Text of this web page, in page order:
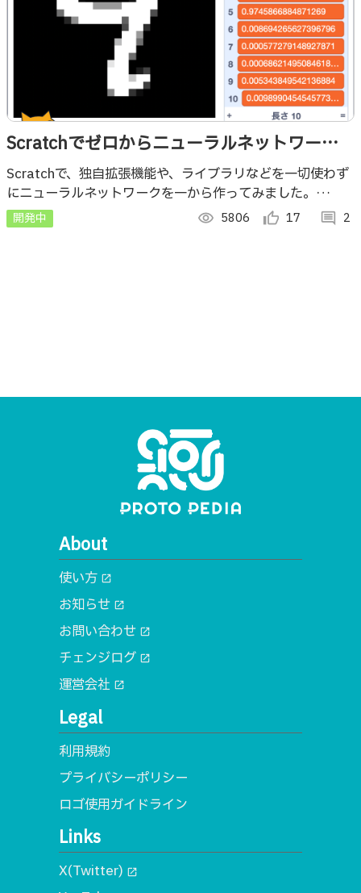
Scratchでゼロからニューラルネットワーク
を作ってみた！（ライブラリ不使用）
Scratchで、独自拡張機能や、ライブラリなどを一切使わず
にニューラルネットワークを一から作ってみました。
MNISTデータを用いて、高精度（約90%以上）で文字認識
ができます！
開発中 visibility 5806 thumb_up_alt 17 comment 2
About
使い方 open_in_new
お知らせ open_in_new
お問い合わせ open_in_new
チェンジログ open_in_new
運営会社 open_in_new
Legal
利用規約
プライバシーポリシー
ロゴ使用ガイドライン
Links
X(Twitter) open_in_new